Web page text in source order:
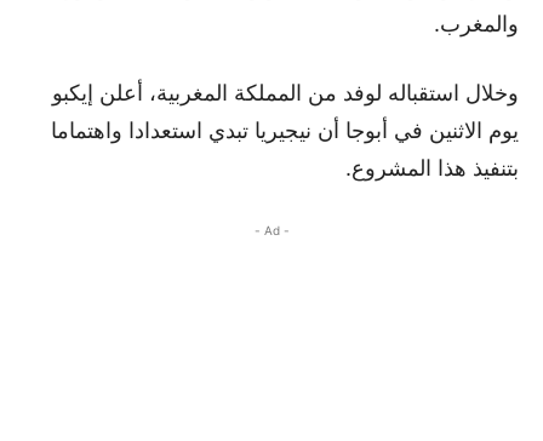
والمغرب.
وخلال استقباله لوفد من المملكة المغربية، أعلن إيكبو
يوم الاثنين في أبوجا أن نيجيريا تبدي استعدادا واهتماما
بتنفيذ هذا المشروع.
- Ad -